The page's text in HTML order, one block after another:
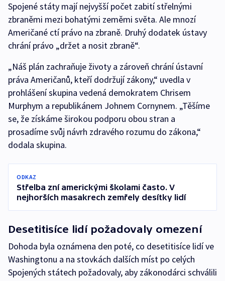
Spojené státy mají nejvyšší počet zabití střelnými
zbraněmi mezi bohatými zeměmi světa. Ale mnozí
Američané ctí právo na zbraně. Druhý dodatek ústavy
chrání právo „držet a nosit zbraně“.
„Náš plán zachraňuje životy a zároveň chrání ústavní
práva Američanů, kteří dodržují zákony,“ uvedla v
prohlášení skupina vedená demokratem Chrisem
Murphym a republikánem Johnem Cornynem. „Těšíme
se, že získáme širokou podporu obou stran a
prosadíme svůj návrh zdravého rozumu do zákona,“
dodala skupina.
ODKAZ
Střelba zní americkými školami často. V
nejhorších masakrech zemřely desítky lidí
Desetitisíce lidí požadovaly omezení
Dohoda byla oznámena den poté, co desetitisíce lidí ve
Washingtonu a na stovkách dalších míst po celých
Spojených státech požadovaly, aby zákonodárci schválili